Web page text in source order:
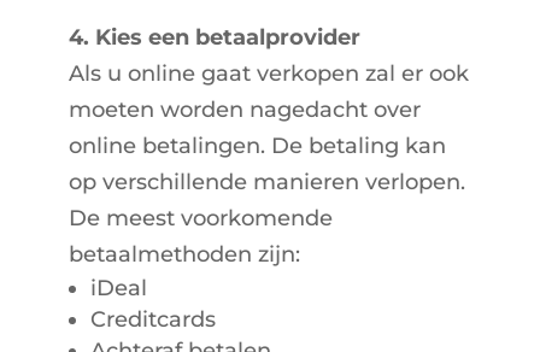
4. Kies een betaalprovider
Als u online gaat verkopen zal er ook
moeten worden nagedacht over
online betalingen. De betaling kan
op verschillende manieren verlopen.
De meest voorkomende
betaalmethoden zijn:
iDeal
Creditcards